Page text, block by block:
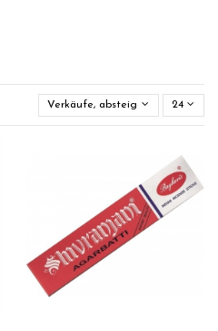
Verkäufe, absteigend sortiert
24